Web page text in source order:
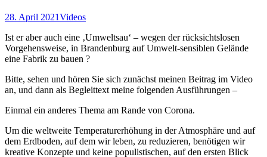
28. April 2021Videos
Ist er aber auch eine ‚Umweltsau‘ – wegen der rücksichtslosen
Vorgehensweise, in Brandenburg auf Umwelt-sensiblen Gelände
eine Fabrik zu bauen ?
Bitte, sehen und hören Sie sich zunächst meinen Beitrag im Video
an, und dann als Begleittext meine folgenden Ausführungen –
Einmal ein anderes Thema am Rande von Corona.
Um die weltweite Temperaturerhöhung in der Atmosphäre und auf
dem Erdboden, auf dem wir leben, zu reduzieren, benötigen wir
kreative Konzepte und keine populistischen, auf den ersten Blick